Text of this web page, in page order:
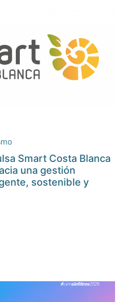
Smart Costa Blanca
una gestión
sostenible y